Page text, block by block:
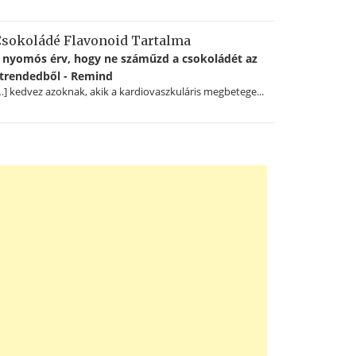
Flavonoid Tartalma
nyomós érv, hogy ne száműzd a csokoládét az
- Remind
kedvez azoknak, akik a kardiovaszkuláris megbetege...